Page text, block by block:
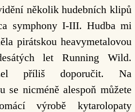
několik hudebních klipů
symphony I-III. Hudba mi
pirátskou heavymetalovou
let Running Wild.
příliš doporučit. Na
se nicméně alespoň můžete
výrobě kytarolopaty